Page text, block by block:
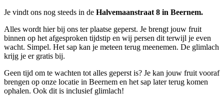
Je vindt ons nog steeds in de Halvemaanstraat 8 in Beernem.
Alles wordt hier bij ons ter plaatse geperst. Je brengt jouw fruit
binnen op het afgesproken tijdstip en wij persen dit terwijl je even
wacht. Simpel. Het sap kan je meteen terug meenemen. De glimlach
krijg je er gratis bij.
Geen tijd om te wachten tot alles geperst is? Je kan jouw fruit vooraf
brengen op onze locatie in Beernem en het sap later terug komen
ophalen. Ook dit is inclusief glimlach!